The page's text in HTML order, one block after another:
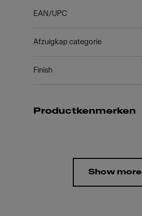
EAN/UPC
Afzuigkap categorie
Finish
Productkenmerken
Show more